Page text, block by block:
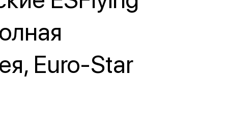
Euro-Star